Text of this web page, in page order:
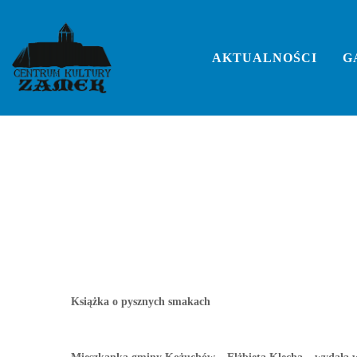
content
AKTUALNOŚCI
Spotkanie autorskie i
Klechy
Książka o pysznych smakach